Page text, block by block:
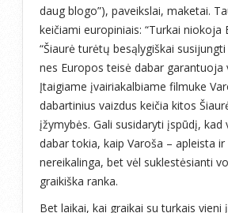
daug blogo”), paveikslai, maketai.
keičiami europiniais: “Turkai niokoja
“Šiaurė turėtų besąlygiškai
nes Europos teisė dabar garantuoja
Įtaigiame įvairiakalbiame filmuke
dabartinius vaizdus keičia kitos
įžymybės. Gali susidaryti įspūdį, kad
dabar tokia, kaip Varoša – apleista ir
nereikalinga, bet vėl suklestėsianti
graikiška ranka.
Bet laikai, kai graikai su turkais vieni